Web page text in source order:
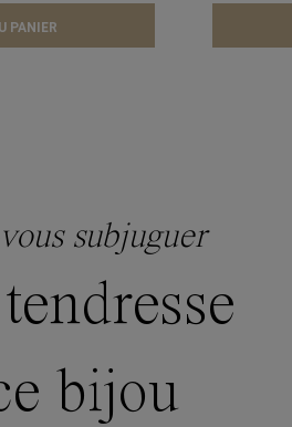
PANIER
subjuguer
bijou